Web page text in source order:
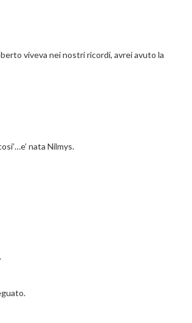
viveva nei nostri ricordi, avrei avuto la
nata Nilmys.